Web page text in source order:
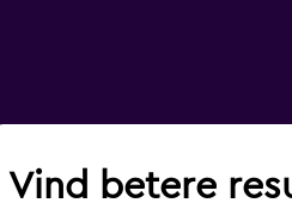
Vind betere